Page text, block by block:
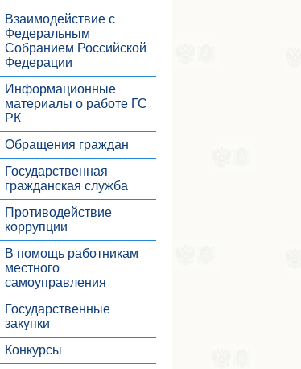
Взаимодействие с
Федеральным
Собранием Российской
Федерации
Информационные
материалы о работе ГС
РК
Обращения граждан
Государственная
гражданская служба
Противодействие
коррупции
В помощь работникам
местного
самоуправления
Государственные
закупки
Конкурсы